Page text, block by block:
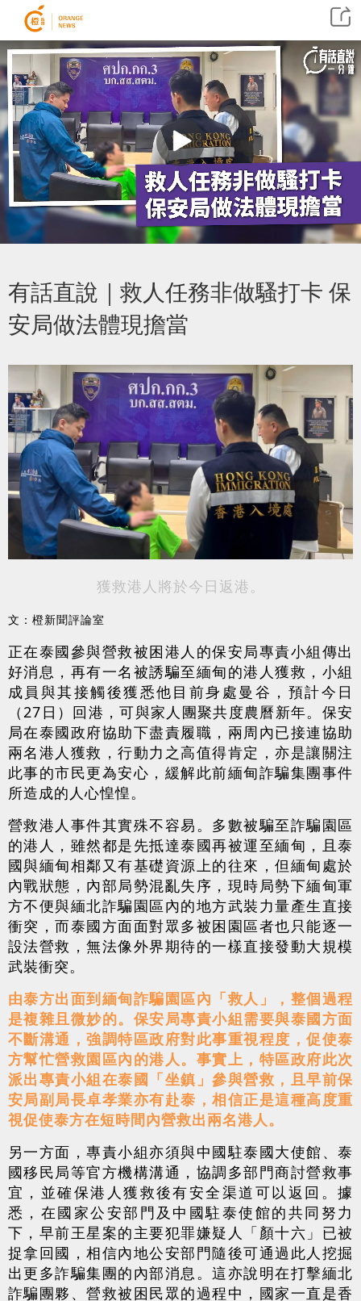
有話直說｜救人任務非做騷打卡 保
安局做法體現擔當
獲救港人將於今日返港。
文：橙新聞評論室
正在泰國參與營救被困港人的保安局專責小組傳出
好消息，再有一名被誘騙至緬甸的港人獲救，小組
成員與其接觸後獲悉他目前身處曼谷，預計今日
（27日）回港，可與家人團聚共度農曆新年。保安
局在泰國政府協助下盡責履職，兩周內已接連協助
兩名港人獲救，行動力之高值得肯定，亦是讓關注
此事的市民更為安心，緩解此前緬甸詐騙集團事件
所造成的人心惶惶。
營救港人事件其實殊不容易。多數被騙至詐騙園區
的港人，雖然都是先抵達泰國再被運至緬甸，且泰
國與緬甸相鄰又有基礎資源上的往來，但緬甸處於
內戰狀態，內部局勢混亂失序，現時局勢下緬甸軍
方不便與緬北詐騙園區內的地方武裝力量產生直接
衝突，而泰國方面面對眾多被困園區者也只能逐一
設法營救，無法像外界期待的一樣直接發動大規模
武裝衝突。
由泰方出面到緬甸詐騙園區內「救人」，整個過程
是複雜且微妙的。保安局專責小組需要與泰國方面
不斷溝通，強調特區政府對此事重視程度，促使泰
方幫忙營救園區內的港人。事實上，特區政府此次
派出專責小組在泰國「坐鎮」參與營救，且早前保
安局副局長卓孝業亦有赴泰，相信正是這種高度重
視促使泰方在短時間內營救出兩名港人。
另一方面，專責小組亦須與中國駐泰國大使館、泰
國移民局等官方機構溝通，協調多部門商討營救事
宜，並確保港人獲救後有安全渠道可以返回。據
悉，在國家公安部門及中國駐泰使館的共同努力
下，早前王星案的主要犯罪嫌疑人「顏十六」已被
捉拿回國，相信內地公安部門隨後可通過此人挖掘
出更多詐騙集團的內部消息。這亦說明在打擊緬北
詐騙團夥、營救被困民眾的過程中，國家一直是香